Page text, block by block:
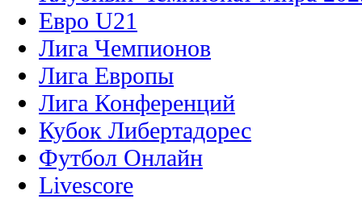
Евро U21
Лига Чемпионов
Лига Европы
Лига Конференций
Кубок Либертадорес
Футбол Онлайн
Livescore